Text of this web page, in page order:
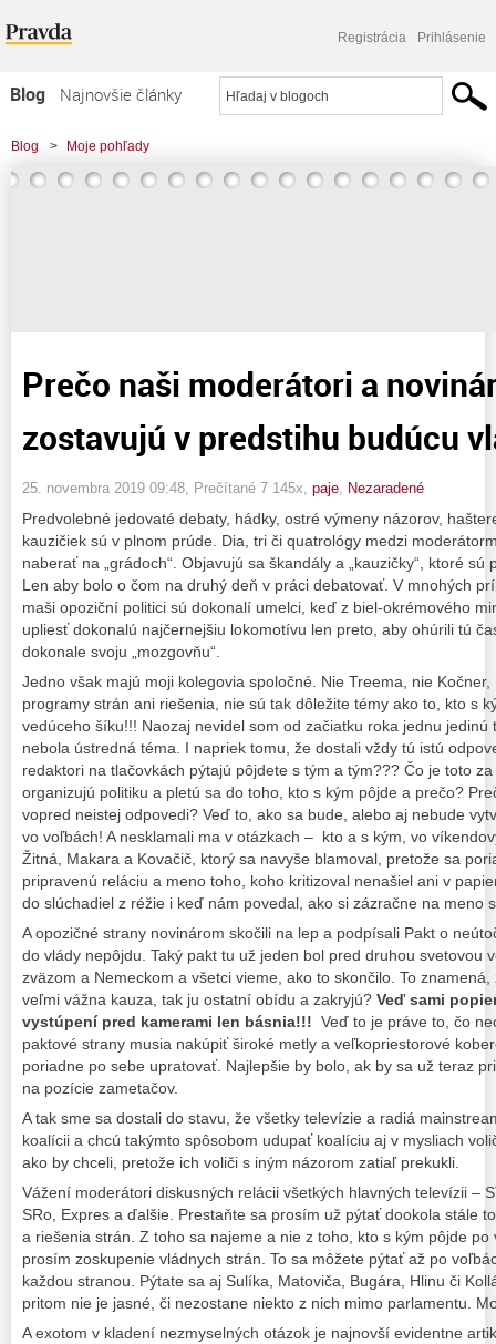
Registrácia Prihlásenie
Blog
Najnovšie články
Najčítanejšie články
Najkomentovanejšie články
Blog > Moje pohľady
> Prečo naši moderátori a novinári verklíkovo zostavujú v predstihu budúcu
Prečo naši moderátori a
zostavujú v predstihu budúcu
25. novembra 2019 09:48 , Prečítané 7 145x, paje Nezaradené
Predvolebné jedovaté debaty, hádky, ostré výmeny názorov,
kauzičiek sú v plnom prúde. Dia, tri či quatrológy medzi
naberať na „grádoch“. Objavujú sa škandály a „kauzičky“, ktoré
Len aby bolo o čom na druhý deň v práci debatovať. V mnohých
maši opoziční politici sú dokonalí umelci, keď z biel-okrémového
upliesť dokonalú najčernejšiu lokomotívu len preto, aby ohúrili tú
dokonale svoju „mozgovňu“.
Jedno však majú moji kolegovia spoločné. Nie Treema, nie
programy strán ani riešenia, nie sú tak dôležite témy ako to, kto s
vedúceho šíku!!! Naozaj nevidel som od začiatku roka jednu
nebola ústredná téma. I napriek tomu, že dostali vždy tú istú
redaktori na tlačovkách pýtajú pôjdete s tým a tým??? Čo je toto
organizujú politiku a pletú sa do toho, kto s kým pôjde a prečo?
vopred neistej odpovedi? Veď to, ako sa bude, alebo aj nebude
vo voľbách! A nesklamali ma v otázkach – kto a s kým, vo
Žitná, Makara a Kovačič, ktorý sa navyše blamoval, pretože sa
pripravenú reláciu a meno toho, koho kritizoval nenašiel ani v
do slúchadiel z réžie i keď nám povedal, ako si zázračne na meno
A opozičné strany novinárom skočili na lep a podpísali Pakt o
do vlády nepôjdu. Taký pakt tu už jeden bol pred druhou svetovou
zväzom a Nemeckom a všetci vieme, ako to skončilo. To
veľmi vážna kauza, tak ju ostatní obídu a zakryjú? Veď sami
vystúpení pred kamerami len básnia!!! Veď to je práve to, čo
paktové strany musia nakúpiť široké metly a veľkopriestorové
poriadne po sebe upratovať. Najlepšie by bolo, ak by sa už teraz
na pozície zametačov.
A tak sme sa dostali do stavu, že všetky televízie a radiá
koalícii a chcú takýmto spôsobom udupať koalíciu aj v mysliach
ako by chceli, pretože ich voliči s iným názorom zatiaľ prekukli.
Vážení moderátori diskusných relácii všetkých hlavných televízii –
SRo, Expres a ďalšie. Prestaňte sa prosím už pýtať dookola stále
a riešenia strán. Z toho sa najeme a nie z toho, kto s kým pôjde
prosím zoskupenie vládnych strán. To sa môžete pýtať až po
každou stranou. Pýtate sa aj Sulíka, Matoviča, Bugára, Hlinu či
pritom nie je jasné, či nezostane niekto z nich mimo parlamentu.
A exotom v kladení nezmyselných otázok je najnovší evidentne